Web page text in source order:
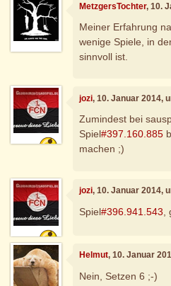
MetzgersTochter, 10.
Meiner Erfahrung
wenige Spiele, in
sinnvoll ist.
jozi, 10. Januar 2014,
Zumindest bei
Spiel#397.160.885
machen ;)
jozi, 10. Januar 2014,
Spiel#396.941.543
Helmut, 10. Januar
Nein, Setzen 6 ;-)